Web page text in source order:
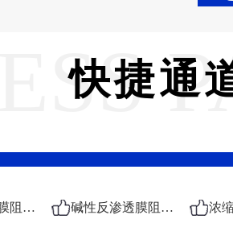
快捷通
酸性反渗透膜阻垢剂 碱性反渗透膜阻垢剂